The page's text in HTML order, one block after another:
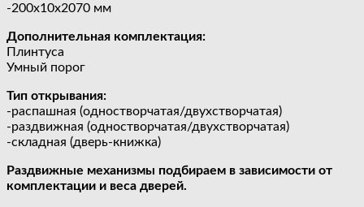
-200х10х2070 мм
Дополнительная комплектация:
Плинтуса
Умный порог
Тип открывания:
-распашная (одностворчатая/двухстворчатая)
-раздвижная (одностворчатая/двухстворчатая)
-складная (дверь-книжка)
Раздвижные механизмы подбираем в зависимости от
комплектации и веса дверей.